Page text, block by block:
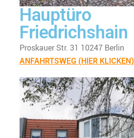
Hauptüro
Friedrichshain
Proskauer Str. 31 10247 Berlin
ANFAHRTSWEG (HIER KLICKEN)